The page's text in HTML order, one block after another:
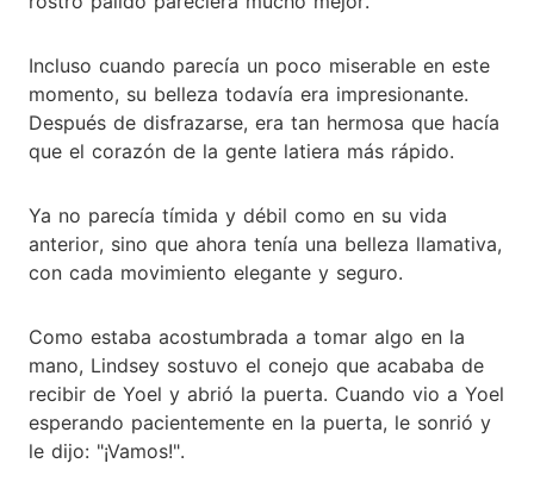
Incluso cuando parecía un poco miserable en este
momento, su belleza todavía era impresionante.
Después de disfrazarse, era tan hermosa que hacía
que el corazón de la gente latiera más rápido.
Ya no parecía tímida y débil como en su vida
anterior, sino que ahora tenía una belleza llamativa,
con cada movimiento elegante y seguro.
Como estaba acostumbrada a tomar algo en la
mano, Lindsey sostuvo el conejo que acababa de
recibir de Yoel y abrió la puerta. Cuando vio a Yoel
esperando pacientemente en la puerta, le sonrió y
le dijo: "¡Vamos!".